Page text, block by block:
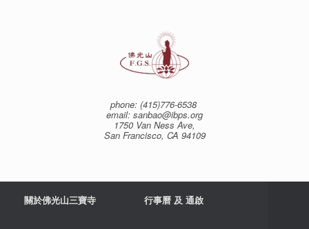
phone: (415)776-6538
email: sanbao@ibps.org
1750 Van Ness Ave,
San Francisco, CA 94109
關於佛光山三寶寺 行事曆 及 通啟